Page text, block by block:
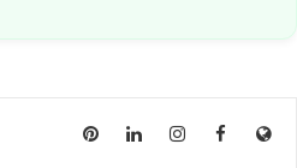
AnnyAnnyAnnyAnnySite